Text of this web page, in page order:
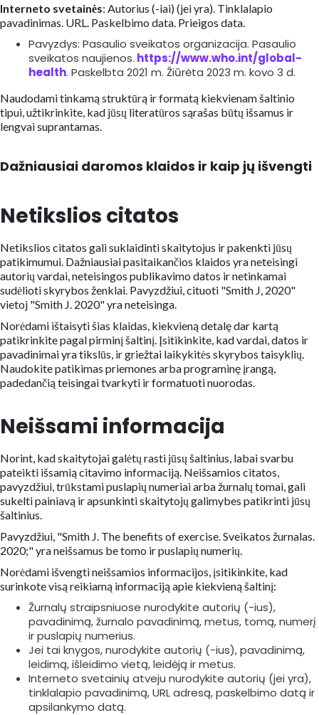
Interneto svetainės: Autorius (-iai) (jei yra). Tinklalapio
pavadinimas. URL. Paskelbimo data. Prieigos data.
Pavyzdys: Pasaulio sveikatos organizacija. Pasaulio
sveikatos naujienos. https://www.who.int/global-
health. Paskelbta 2021 m. Žiūrėta 2023 m. kovo 3 d.
Naudodami tinkamą struktūrą ir formatą kiekvienam šaltinio
tipui, užtikrinkite, kad jūsų literatūros sąrašas būtų išsamus ir
lengvai suprantamas.
Dažniausiai daromos klaidos ir kaip jų išvengti
Netikslios citatos
Netikslios citatos gali suklaidinti skaitytojus ir pakenkti jūsų
patikimumui. Dažniausiai pasitaikančios klaidos yra neteisingi
autorių vardai, neteisingos publikavimo datos ir netinkamai
sudėlioti skyrybos ženklai. Pavyzdžiui, cituoti "Smith J, 2020"
vietoj "Smith J. 2020" yra neteisinga.
Norėdami ištaisyti šias klaidas, kiekvieną detalę dar kartą
patikrinkite pagal pirminį šaltinį. Įsitikinkite, kad vardai, datos ir
pavadinimai yra tikslūs, ir griežtai laikykitės skyrybos taisyklių.
Naudokite patikimas priemones arba programinę įrangą,
padedančią teisingai tvarkyti ir formatuoti nuorodas.
Neišsami informacija
Norint, kad skaitytojai galėtų rasti jūsų šaltinius, labai svarbu
pateikti išsamią citavimo informaciją. Neišsamios citatos,
pavyzdžiui, trūkstami puslapių numeriai arba žurnalų tomai, gali
sukelti painiavą ir apsunkinti skaitytojų galimybes patikrinti jūsų
šaltinius.
Pavyzdžiui, "Smith J. The benefits of exercise. Sveikatos žurnalas.
2020;" yra neišsamus be tomo ir puslapių numerių.
Norėdami išvengti neišsamios informacijos, įsitikinkite, kad
surinkote visą reikiamą informaciją apie kiekvieną šaltinį:
Žurnalų straipsniuose nurodykite autorių (-ius),
pavadinimą, žurnalo pavadinimą, metus, tomą, numerį
ir puslapių numerius.
Jei tai knygos, nurodykite autorių (-ius), pavadinimą,
leidimą, išleidimo vietą, leidėją ir metus.
Interneto svetainių atveju nurodykite autorių (jei yra),
tinklalapio pavadinimą, URL adresą, paskelbimo datą ir
apsilankymo datą.